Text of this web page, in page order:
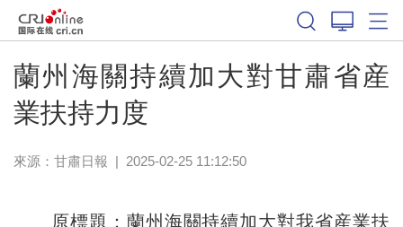
蘭州海關持續加大對甘肅省産
業扶持力度
來源： 甘肅日報 | 2025-02-25 11:12:50
原標題：蘭州海關持續加大對我省産業扶